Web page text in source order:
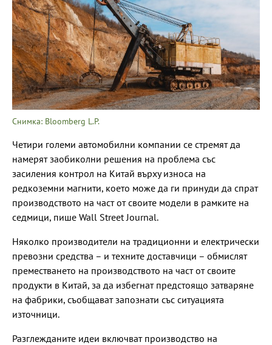
Снимка: Bloomberg L.P.
Четири големи автомобилни компании се стремят да
намерят заобиколни решения на проблема със
засиления контрол на Китай върху износа на
редкоземни магнити, което може да ги принуди да спрат
производството на част от своите модели в рамките на
седмици, пише Wall Street Journal.
Няколко производители на традиционни и електрически
превозни средства – и техните доставчици – обмислят
преместването на производството на част от своите
продукти в Китай, за да избегнат предстоящо затваряне
на фабрики, съобщават запознати със ситуацията
източници.
Разглежданите идеи включват производство на